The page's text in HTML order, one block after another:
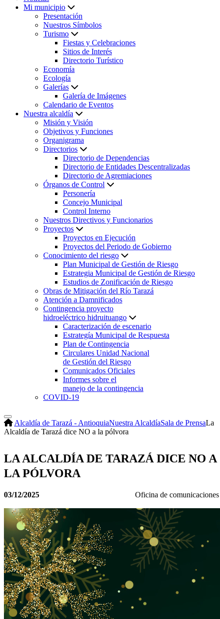
Mi municipio
Presentación
Nuestros Símbolos
Turismo
Fiestas y Celebraciones
Sitios de Interés
Directorio Turístico
Economía
Ecología
Galerías
Galería de Imágenes
Calendario de Eventos
Nuestra alcaldía
Misión y Visión
Objetivos y Funciones
Organigrama
Directorios
Directorio de Dependencias
Directorio de Entidades Descentralizadas
Directorio de Agremiaciones
Órganos de Control
Personería
Concejo Municipal
Control Interno
Nuestros Directivos y Funcionarios
Proyectos
Proyectos en Ejecución
Proyectos del Periodo de Gobierno
Conocimiento del riesgo
Plan Municipal de Gestión de Riesgo
Estrategia Municipal de Gestión de Riesgo
Estudios de Zonificación de Riesgo
Obras de Mitigación del Río Tarazá
Atención a Damnificados
Contingencia proyecto
hidroeléctrico hidruituango
Caracterización de escenario
Estrategía Municipal de Respuesta
Plan de Contingencia
Circulares Unidad Nacional
de Gestión del Riesgo
Comunicados Oficiales
Informes sobre el
manejo de la contingencia
COVID-19
Alcaldía de Tarazá - AntioquiaNuestra AlcaldíaSala de PrensaLa
Alcaldía de Tarazá dice NO a la pólvora
LA ALCALDÍA DE TARAZÁ DICE NO A
LA PÓLVORA
03/12/2025 Oficina de comunicaciones